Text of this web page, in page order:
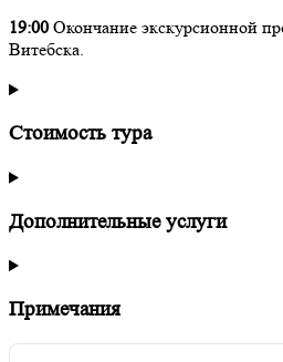
19:00 Окончание экскурсионной
Витебска.
Стоимость тура
Дополнительные услуги
Примечания